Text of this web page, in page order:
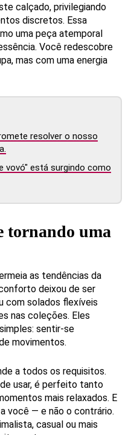
calçado, privilegiando
discretos. Essa
uma peça atemporal
Você redescobre
mas com uma energia
resolver o nosso
vovó" está surgindo como
tornando uma
as tendências da
deixou de ser
com solados flexíveis
nas coleções. Eles
sentir-se
movimentos.
a todos os requisitos.
usar, é perfeito tanto
mais relaxados. E
você — e não o contrário.
casual ou mais